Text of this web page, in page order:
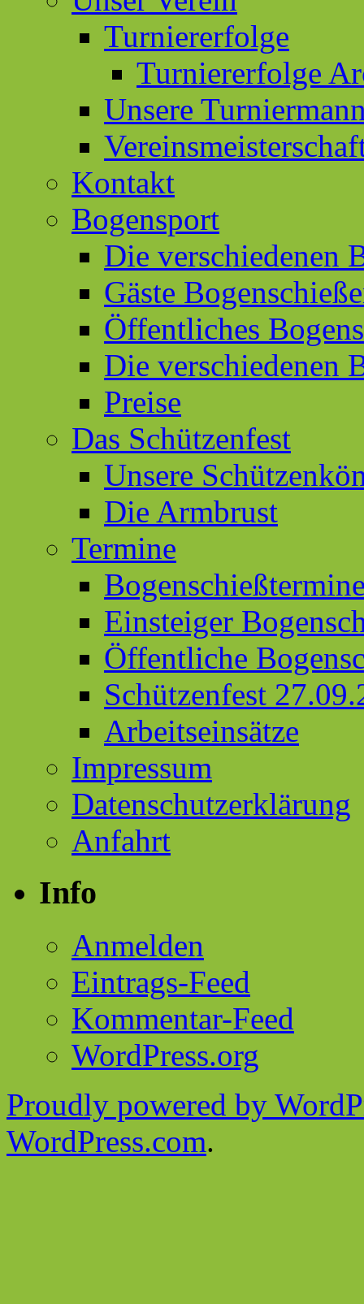
Turniererfolge
Turniererfolge
Unsere
Kontakt
Bogensport
Die verschiedenen
Gäste
Öffentliches
Die verschiedenen
Preise
Das Schützenfest
Unsere
Die Armbrust
Termine
Einsteiger
Öffentliche
Schützenfest
Arbeitseinsätze
Impressum
Datenschutzerklärung
Anfahrt
Info
Anmelden
Eintrags-Feed
Kommentar-Feed
WordPress.org
Proudly powered by
WordPress.com.